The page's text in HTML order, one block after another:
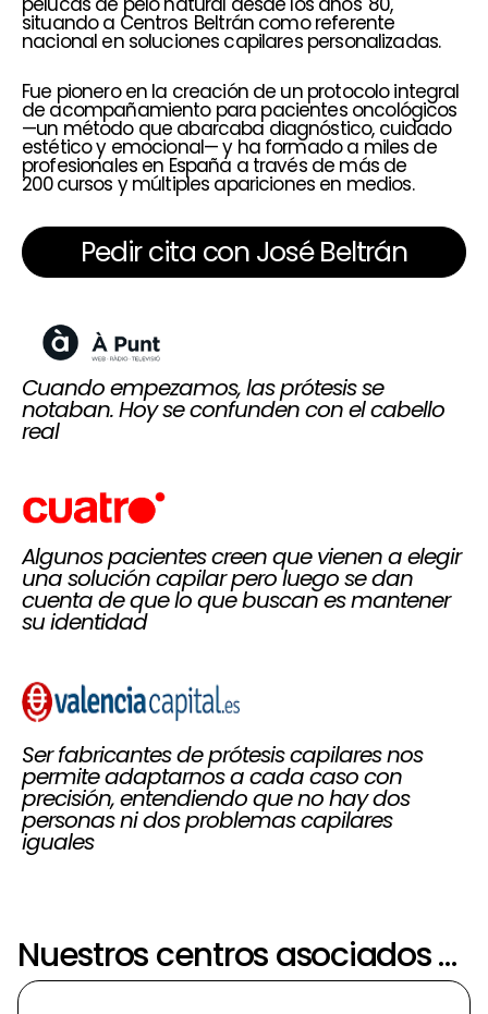
situando a Centros Beltrán como referente
nacional en soluciones capilares personalizadas.
Fue pionero en la creación de un protocolo integral
de acompañamiento para pacientes oncológicos
—un método que abarcaba diagnóstico, cuidado
estético y emocional— y ha formado a miles de
profesionales en España a través de más de
200 cursos y múltiples apariciones en medios.
Pedir cita con José Beltrán
Cuando empezamos, las prótesis se
notaban. Hoy se confunden con el cabello
real
Algunos pacientes creen que vienen a elegir
una solución capilar pero luego se dan
cuenta de que lo que buscan es mantener
su identidad
Ser fabricantes de prótesis capilares nos
permite adaptarnos a cada caso con
precisión, entendiendo que no hay dos
personas ni dos problemas capilares
iguales
Nuestros centros asociados más próximos a Murcia